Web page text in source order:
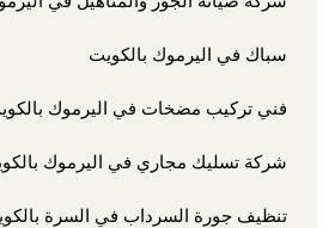
سباك في اليرموك بالكويت
فني تركيب مضخات في اليرموك
شركة تسليك مجاري في اليرموك
تنظيف جورة السرداب في السرة